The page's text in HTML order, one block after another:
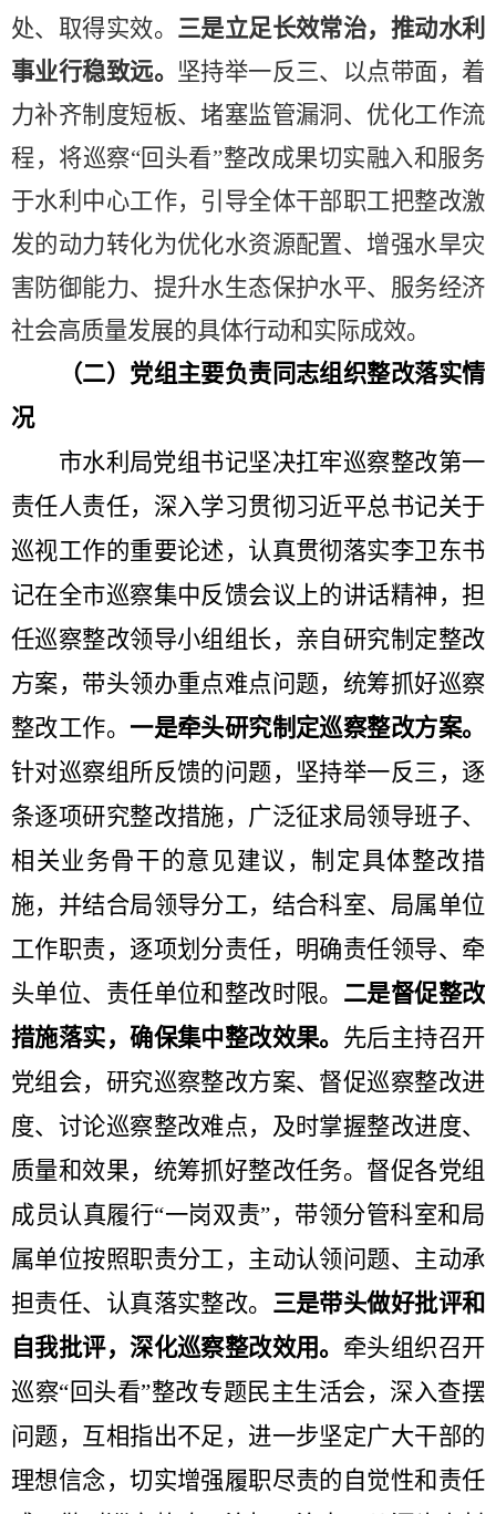
处、取得实效。 三是立足长效常治，推动水利
事业行稳致远。 坚持举一反三、以点带面，着
力补齐制度短板、堵塞监管漏洞、优化工作流
程，将巡察“回头看”整改成果切实融入和服务
于水利中心工作，引导全体干部职工把整改激
发的动力转化为优化水资源配置、增强水旱灾
害防御能力、提升水生态保护水平、服务经济
社会高质量发展的具体行动和实际成效。
（二）党组主要负责同志组织整改落实情
况
市水利局党组书记坚决扛牢巡察整改第一
责任人责任，深入学习贯彻习近平总书记关于
巡视工作的重要论述，认真贯彻落实李卫东书
记在全市巡察集中反馈会议上的讲话精神，担
任巡察整改领导小组组长，亲自研究制定整改
方案，带头领办重点难点问题，统筹抓好巡察
整改工作。 一是牵头研究制定巡察整改方案。
针对巡察组所反馈的问题，坚持举一反三，逐
条逐项研究整改措施，广泛征求局领导班子、
相关业务骨干的意见建议，制定具体整改措
施，并结合局领导分工，结合科室、局属单位
工作职责，逐项划分责任，明确责任领导、牵
头单位、责任单位和整改时限。 二是督促整改
措施落实，确保集中整改效果。 先后主持召开
党组会，研究巡察整改方案、督促巡察整改进
度、讨论巡察整改难点， 及时掌握整改进度、
质量和效果， 统筹抓好整改任务。 督促各党组
成员认真履行“一岗双责”，带领分管科室和局
属单位按照职责分工，主动认领问题、主动承
担责任、认真落实整改。 三是带头做好批评和
自我批评，深化巡察整改效用。 牵头组织召开
巡察“回头看”整改专题民主生活会，深入查摆
问题，互相指出不足，进一步坚定广大干部的
理想信念，切实增强履职尽责的自觉性和责任